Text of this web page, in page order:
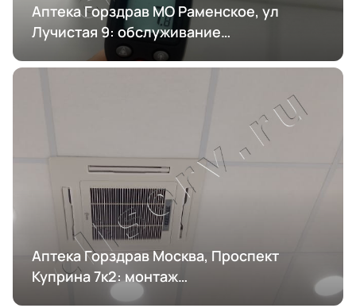
Аптека Горздрав МО Раменское, ул
Лучистая 9: обслуживание
кондиционирования
Аптека Горздрав Москва, Проспект
Куприна 7к2: монтаж
кондиционирования